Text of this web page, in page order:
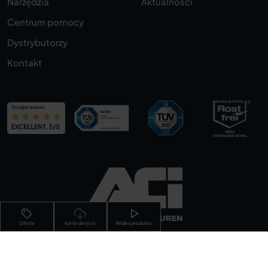
Oferta Karta danych Wideo produktu
Centrum pomocy
Dystrybutorzy
Kontakt